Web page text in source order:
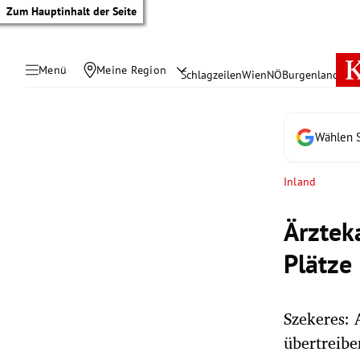
Zum Hauptinhalt der Seite
Menü Meine Region SchlagzeilenWienNÖBurgenland
Wählen
Inland
Plätze